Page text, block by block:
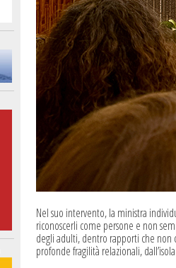
Nel suo intervento, la ministra
riconoscerli come persone e non
degli adulti, dentro rapporti che non
profonde fragilità relazionali,